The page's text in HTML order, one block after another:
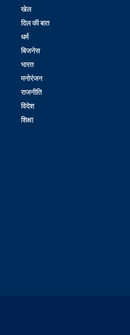
खेल
दिल की बात
धर्म
बिजनेस
भारत
मनोरंजन
राजनीति
विदेश
शिक्षा